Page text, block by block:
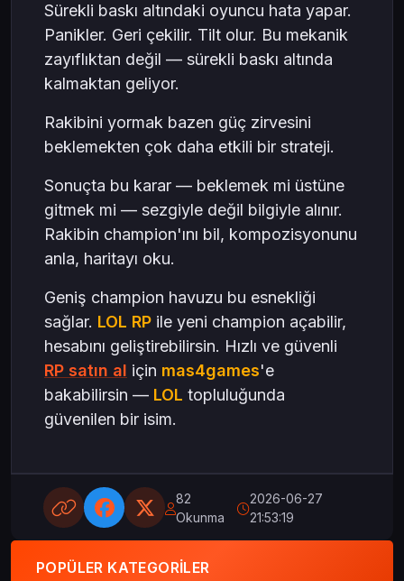
Sürekli baskı altındaki oyuncu hata yapar.
Panikler. Geri çekilir. Tilt olur. Bu mekanik
zayıflıktan değil — sürekli baskı altında
kalmaktan geliyor.
Rakibini yormak bazen güç zirvesini
beklemekten çok daha etkili bir strateji.
Sonuçta bu karar — beklemek mi üstüne
gitmek mi — sezgiyle değil bilgiyle alınır.
Rakibin champion'ını bil, kompozisyonunu
anla, haritayı oku.
Geniş champion havuzu bu esnekliği
sağlar. LOL RP ile yeni champion açabilir,
hesabını geliştirebilirsin. Hızlı ve güvenli
RP satın al için mas4games'e
bakabilirsin — LOL topluluğunda
güvenilen bir isim.
82
Okunma
2026-06-27
21:53:19
POPÜLER KATEGORILER